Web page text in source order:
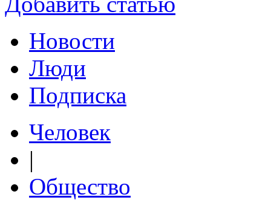
Новости
Люди
Подписка
Человек
|
Общество